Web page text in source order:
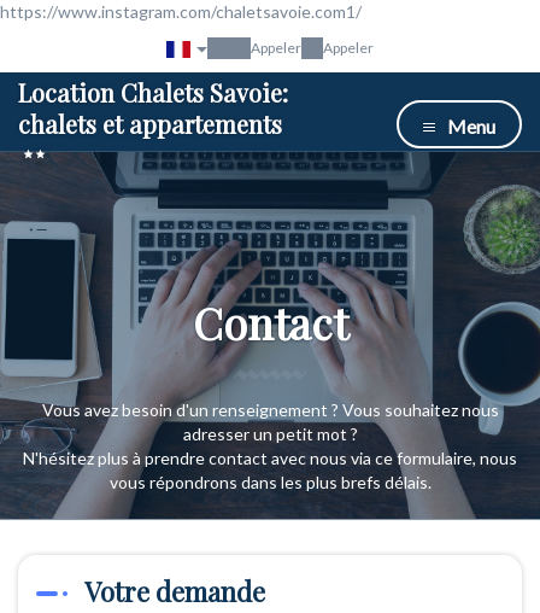
https://www.instagram.com/chaletsavoie.com1/
Appeler Appeler
Location Chalets Savoie:
chalets et appartements
Menu
Contact
Vous avez besoin d'un renseignement ? Vous souhaitez nous
adresser un petit mot ?
N'hésitez plus à prendre contact avec nous via ce formulaire, nous
vous répondrons dans les plus brefs délais.
Votre demande